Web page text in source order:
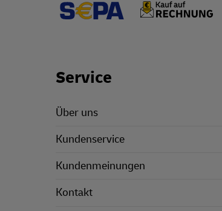
Footer Links
Service
Über uns
Kundenservice
Kundenmeinungen
Kontakt